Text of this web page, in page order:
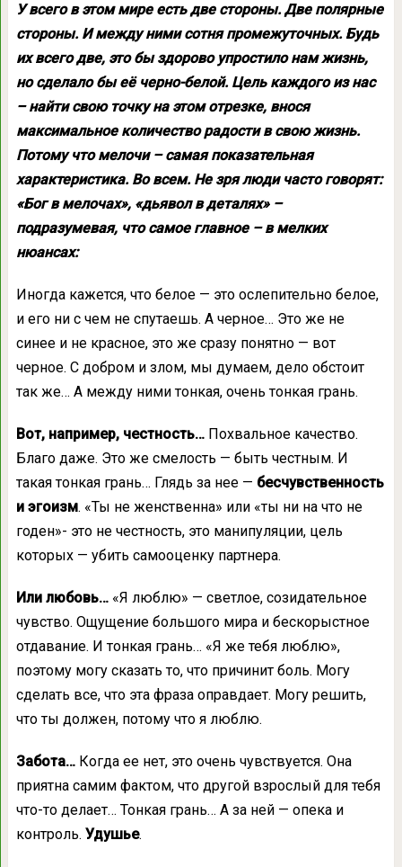
У всего в этом мире есть две стороны. Две полярные
стороны. И между ними сотня промежуточных. Будь
их всего две, это бы здорово упростило нам жизнь,
но сделало бы её черно-белой. Цель каждого из нас
– найти свою точку на этом отрезке, внося
максимальное количество радости в свою жизнь.
Потому что мелочи – самая показательная
характеристика. Во всем. Не зря люди часто говорят:
«Бог в мелочах», «дьявол в деталях» –
подразумевая, что самое главное – в мелких
нюансах:
Иногда кажется, что белое — это ослепительно белое,
и его ни с чем не спутаешь. А черное… Это же не
синее и не красное, это же сразу понятно — вот
черное. С добром и злом, мы думаем, дело обстоит
так же… А между ними тонкая, очень тонкая грань.
Вот, например, честность…Похвальное качество.
Благо даже. Это же смелость — быть честным. И
такая тонкая грань… Глядь за нее — бесчувственность
и эгоизм. «Ты не женственна» или «ты ни на что не
годен»- это не честность, это манипуляции, цель
которых — убить самооценку партнера.
Или любовь…«Я люблю» — светлое, созидательное
чувство. Ощущение большого мира и бескорыстное
отдавание. И тонкая грань… «Я же тебя люблю»,
поэтому могу сказать то, что причинит боль. Могу
сделать все, что эта фраза оправдает. Могу решить,
что ты должен, потому что я люблю.
Забота…Когда ее нет, это очень чувствуется. Она
приятна самим фактом, что другой взрослый для тебя
что-то делает… Тонкая грань… А за ней — опека и
контроль. Удушье.